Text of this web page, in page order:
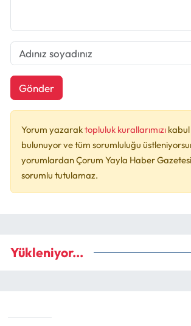
Gönder
Yorum yazaraktopluluk kurallarımızı
bulunuyor ve tüm sorumluluğu
yorumlardan Çorum Yayla Haber
sorumlu tutulamaz.
Yükleniyor...